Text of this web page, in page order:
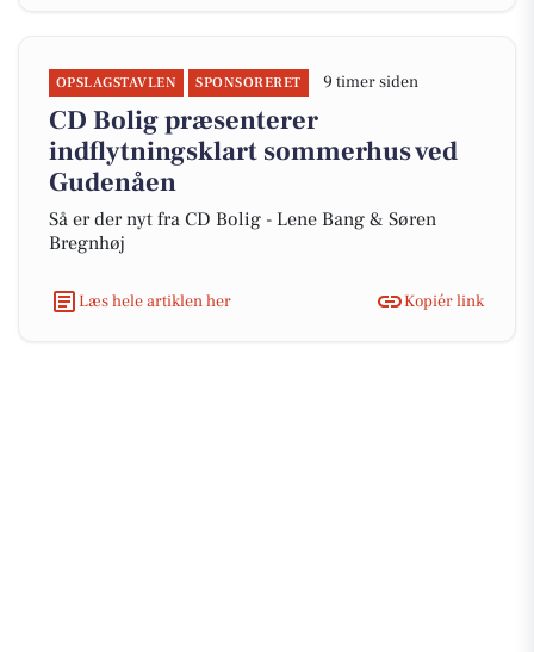
OPSLAGSTAVLEN SPONSORERET 9 timer siden
CD Bolig præsenterer
indflytningsklart sommerhus ved
Gudenåen
Så er der nyt fra CD Bolig - Lene Bang & Søren
Bregnhøj
Læs hele artiklen her Kopiér link